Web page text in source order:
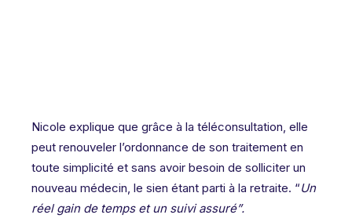
Nicole explique que grâce à la téléconsultation, elle
peut renouveler l’ordonnance de son traitement en
toute simplicité et sans avoir besoin de solliciter un
nouveau médecin, le sien étant parti à la retraite. “Un
réel gain de temps et un suivi assuré”.